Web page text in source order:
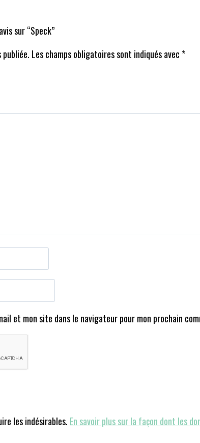
sur “Speck”
Les champs obligatoires sont indiqués avec *
et mon site dans le navigateur pour mon prochain
les indésirables. En savoir plus sur la façon dont les